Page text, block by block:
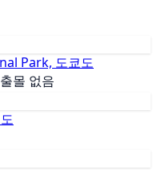
Park, 도쿄도
출몰 없음